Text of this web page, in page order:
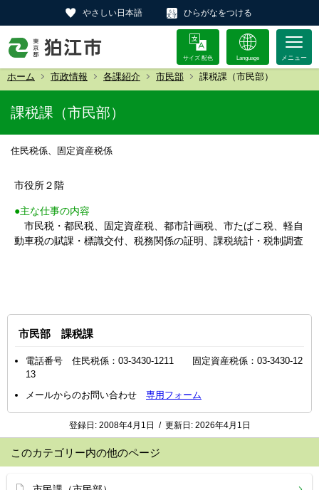
やさしい日本語 ひらがなをつける
サイズ 配色 Language
ホーム 市政情報 各課紹介 市民部 課税課（市民部）
課税課（市民部）
住民税係、固定資産税係
市役所２階
●主な仕事の内容
市民税・都民税、固定資産税、都市計画税、市たばこ税、軽自
動車税の賦課・標識交付、税務関係の証明、課税統計・税制調査
市民部 課税課
電話番号 住民税係：03-3430-1211 固定資産税係：03-3430-12
13
メールからのお問い合わせ 専用フォーム
登録日: 2008年4月1日 / 更新日: 2026年4月1日
このカテゴリー内の他のページ